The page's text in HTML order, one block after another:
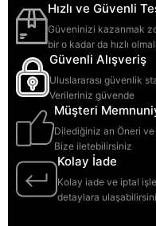
Hızlı ve Güvenli
Güveninizi kazanmak
bir o kadar da hızlı
Güvenli Alışveriş
Uluslararası güvenlik
Verileriniz güvende
Müşteri
Dilediğiniz an Öneri
Bize iletebilirsiniz
Kolay İade
Kolay iade ve iptal
detaylara